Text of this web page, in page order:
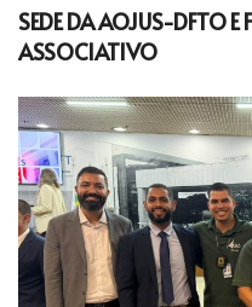
SEDE DA AOJUS-DFTO E
ASSOCIATIVO